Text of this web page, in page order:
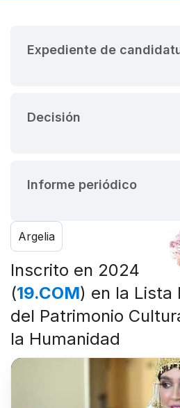
Expediente de
Decisión
Informe periódico
Argelia
Inscrito en 2024
(19.COM) en la Lista
del Patrimonio
la Humanidad